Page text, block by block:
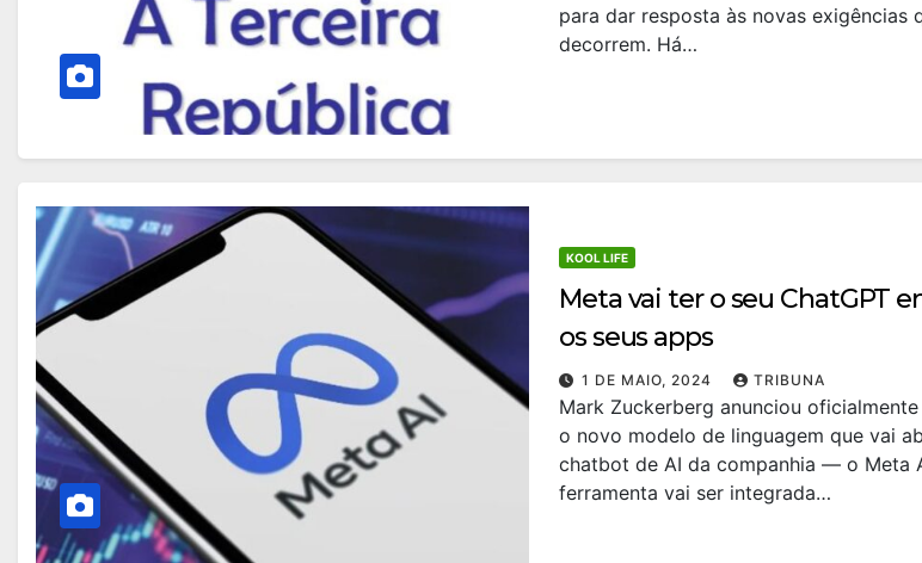
para dar resposta às novas exigências
decorrem. Há…
KOOL LIFE
Meta vai ter o seu ChatGPT
os seus apps
1 DE MAIO, 2024 TRIBUNA
Mark Zuckerberg anunciou
o novo modelo de linguagem que vai
chatbot de AI da companhia — o Meta
ferramenta vai ser integrada…